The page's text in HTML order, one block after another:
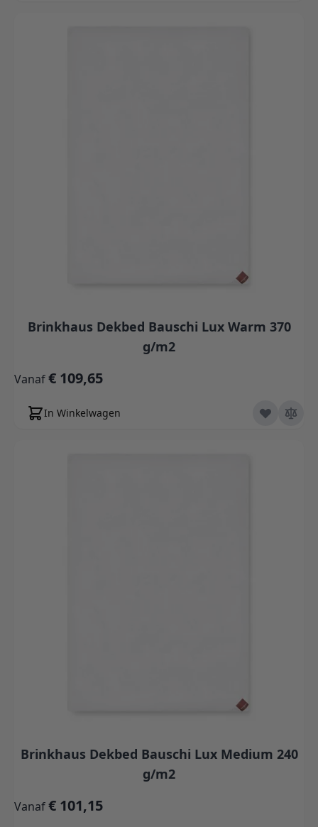
Brinkhaus Dekbed Bauschi Lux Warm 370
g/m2
Vanaf€ 109,65
In Winkelwagen
Brinkhaus Dekbed Bauschi Lux Medium 240
g/m2
Vanaf€ 101,15